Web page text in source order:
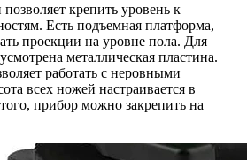
крепить уровень к
Есть подъемная платформа,
проекции на уровне пола. Для
металлическая пластина.
работать с неровными
всех ножей настраивается в
прибор можно закрепить на